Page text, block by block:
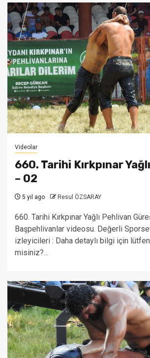
Videolar
660. Tarihi Kırkpınar
– 02
5 yıl ago Resul ÖZSARAY
660. Tarihi Kırkpınar Yağlı Pehlivan
Başpehlivanlar videosu. Değerli
izleyicileri : Daha detaylı bilgi için
misiniz?...